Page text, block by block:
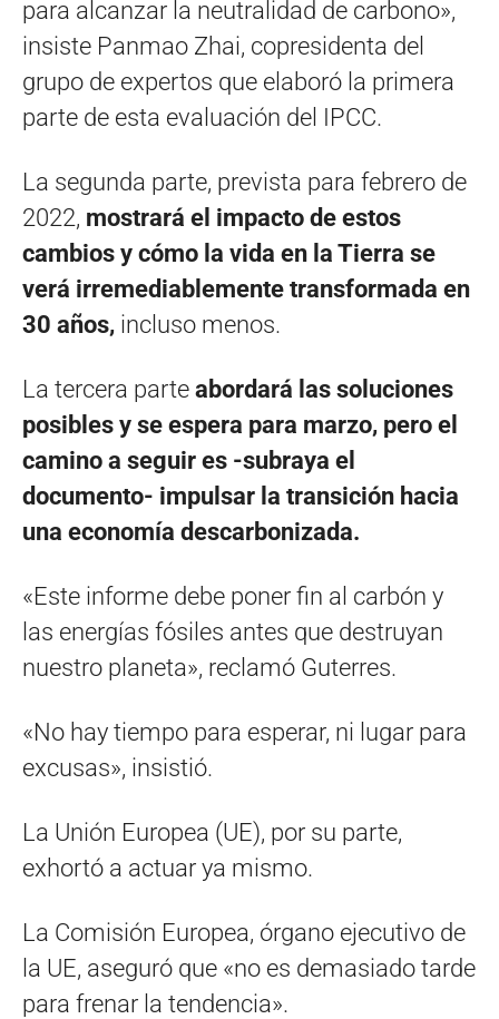
para alcanzar la neutralidad de carbono»,
insiste Panmao Zhai, copresidenta del
grupo de expertos que elaboró la primera
parte de esta evaluación del IPCC.
La segunda parte, prevista para febrero de
2022, mostrará el impacto de estos
cambios y cómo la vida en la Tierra se
verá irremediablemente transformada en
30 años, incluso menos.
La tercera parte abordará las soluciones
posibles y se espera para marzo, pero el
camino a seguir es -subraya el
documento- impulsar la transición hacia
una economía descarbonizada.
«Este informe debe poner fin al carbón y
las energías fósiles antes que destruyan
nuestro planeta», reclamó Guterres.
«No hay tiempo para esperar, ni lugar para
excusas», insistió.
La Unión Europea (UE), por su parte,
exhortó a actuar ya mismo.
La Comisión Europea, órgano ejecutivo de
la UE, aseguró que «no es demasiado tarde
para frenar la tendencia».